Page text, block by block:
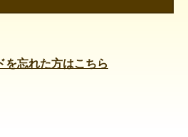
を忘れた方はこちら